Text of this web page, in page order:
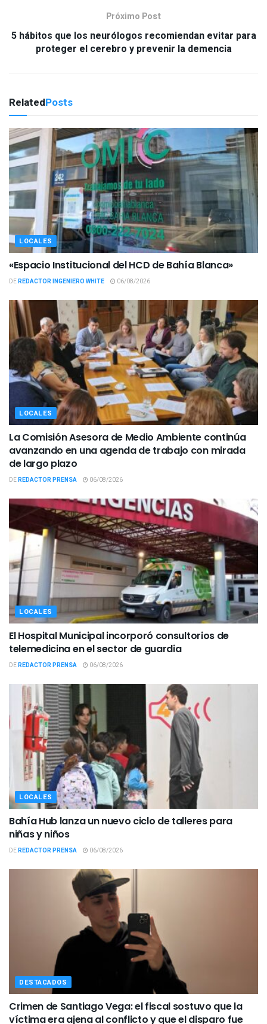
Próximo Post
5 hábitos que los neurólogos recomiendan evitar para
proteger el cerebro y prevenir la demencia
RelatedPosts
LOCALES
«Espacio Institucional del HCD de Bahía Blanca»
DEREDACTOR INGENIERO WHITE 06/08/2026
LOCALES
La Comisión Asesora de Medio Ambiente continúa
avanzando en una agenda de trabajo con mirada
de largo plazo
DEREDACTOR PRENSA 06/08/2026
LOCALES
El Hospital Municipal incorporó consultorios de
telemedicina en el sector de guardia
DEREDACTOR PRENSA 06/08/2026
LOCALES
Bahía Hub lanza un nuevo ciclo de talleres para
niñas y niños
DEREDACTOR PRENSA 06/08/2026
DESTACADOS
Crimen de Santiago Vega: el fiscal sostuvo que la
víctima era ajena al conflicto y que el disparo fue